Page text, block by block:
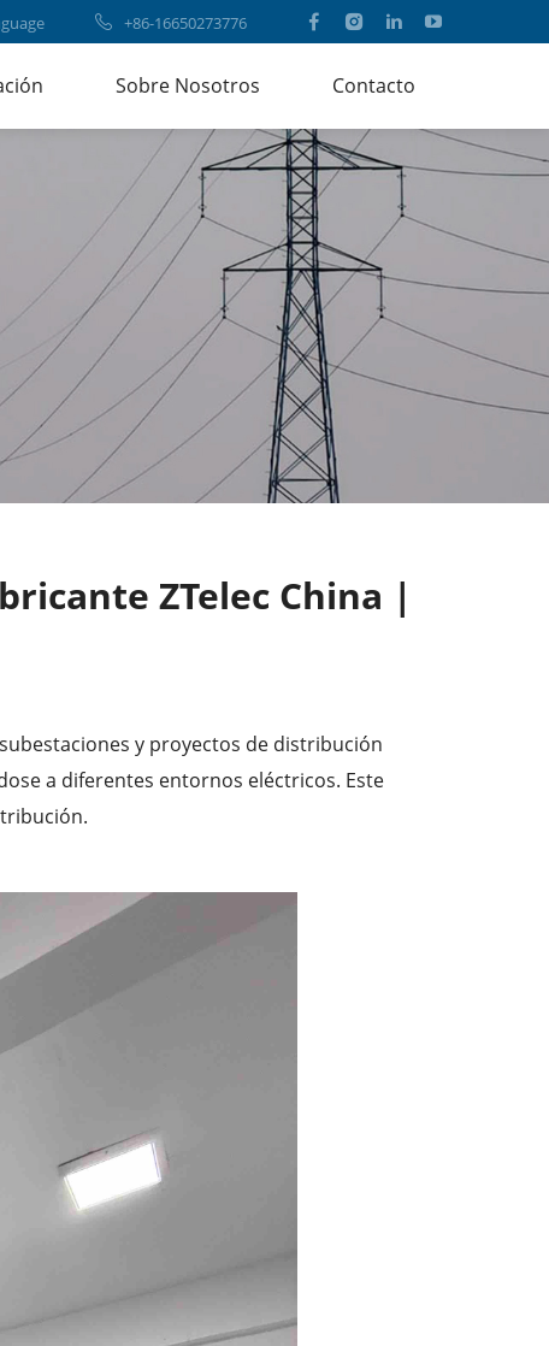
+86-16650273776
Sobre Nosotros Contacto
ZTelec China |
y proyectos de distribución
a diferentes entornos eléctricos. Este